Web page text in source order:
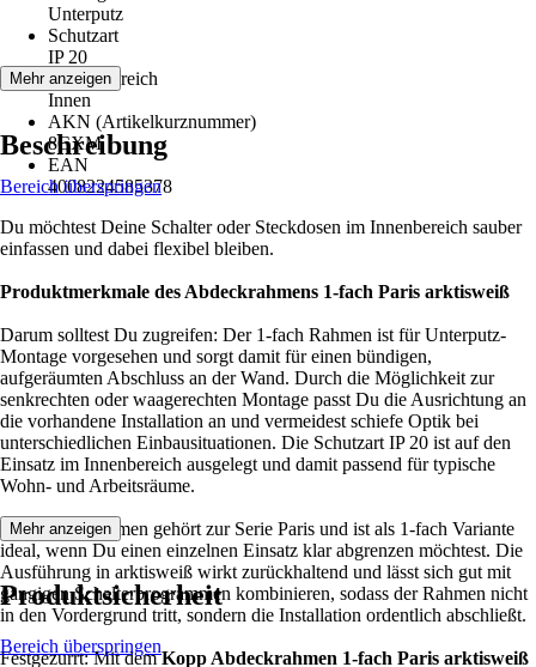
Unterputz
Schutzart
IP 20
Einsatzbereich
Innen
AKN (Artikelkurznummer)
8CXM
EAN
4008224585378
Mehr anzeigen
Beschreibung
Bereich überspringen
Du möchtest Deine Schalter oder Steckdosen im Innenbereich sauber
einfassen und dabei flexibel bleiben.
Produktmerkmale des Abdeckrahmens 1-fach Paris arktisweiß
Darum solltest Du zugreifen: Der 1-fach Rahmen ist für Unterputz-
Montage vorgesehen und sorgt damit für einen bündigen,
aufgeräumten Abschluss an der Wand. Durch die Möglichkeit zur
senkrechten oder waagerechten Montage passt Du die Ausrichtung an
die vorhandene Installation an und vermeidest schiefe Optik bei
unterschiedlichen Einbausituationen. Die Schutzart IP 20 ist auf den
Einsatz im Innenbereich ausgelegt und damit passend für typische
Wohn- und Arbeitsräume.
Der Abdeckrahmen gehört zur Serie Paris und ist als 1-fach Variante
ideal, wenn Du einen einzelnen Einsatz klar abgrenzen möchtest. Die
Ausführung in arktisweiß wirkt zurückhaltend und lässt sich gut mit
gängigen Schalterprogrammen kombinieren, sodass der Rahmen nicht
in den Vordergrund tritt, sondern die Installation ordentlich abschließt.
Festgezurrt: Mit demKopp Abdeckrahmen 1-fach Paris arktisweiß
Mehr anzeigen
Produktsicherheit
Bereich überspringen